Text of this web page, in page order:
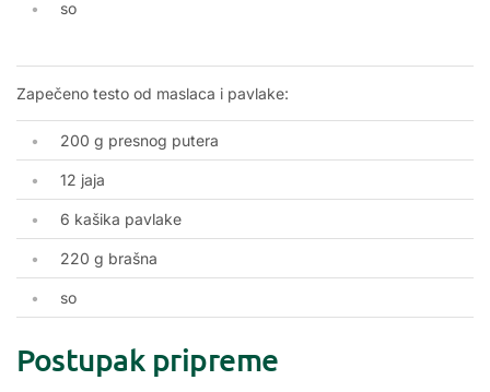
so
Zapečeno testo od maslaca i pavlake:
200 g presnog putera
12 jaja
6 kašika pavlake
220 g brašna
so
Postupak pripreme